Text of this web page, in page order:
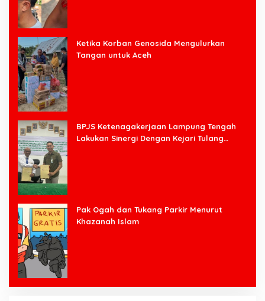
Ketika Korban Genosida Mengulurkan
Tangan untuk Aceh
BPJS Ketenagakerjaan Lampung Tengah
Lakukan Sinergi Dengan Kejari Tulang
Pak Ogah dan Tukang Parkir Menurut
Khazanah Islam